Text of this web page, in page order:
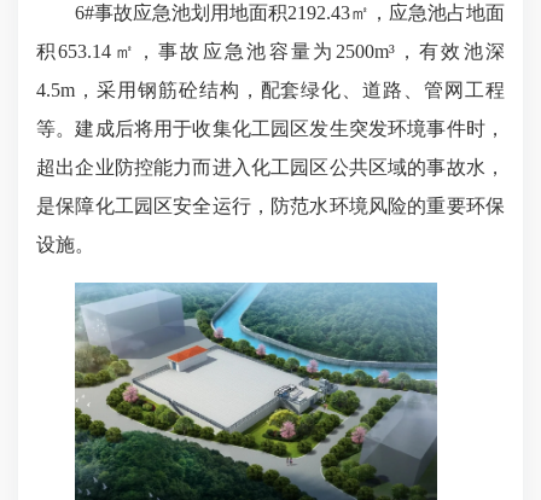
6#事故应急池划用地面积2192.43㎡，应急池占地面
积653.14㎡，事故应急池容量为2500m³，有效池深
4.5m，采用钢筋砼结构，配套绿化、道路、管网工程
等。建成后将用于收集化工园区发生突发环境事件时，
超出企业防控能力而进入化工园区公共区域的事故水，
是保障化工园区安全运行，防范水环境风险的重要环保
设施。